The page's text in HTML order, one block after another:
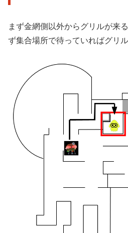
まず金網側以外からグリルが来
ず集合場所で待っていればグリ